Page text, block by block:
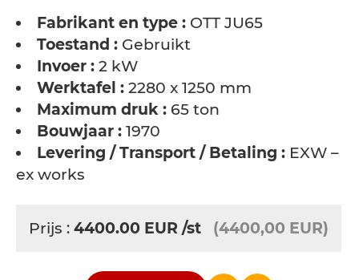
Fabrikant en type : OTT JU65
Toestand : Gebruikt
Invoer : 2 kW
Werktafel : 2280 x 1250 mm
Maximum druk : 65 ton
Bouwjaar : 1970
Levering / Transport / Betaling : EXW –
ex works
Prijs : 4400.00 EUR /st (4400,00 EUR)